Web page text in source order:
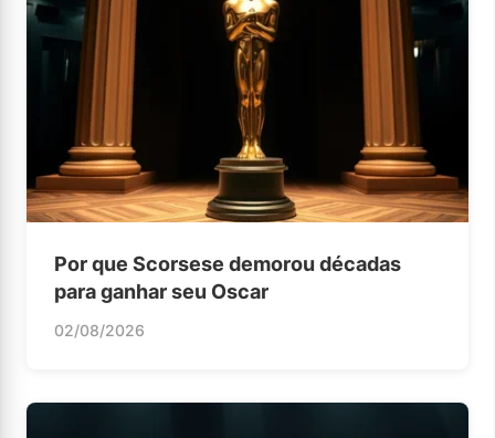
Por que Scorsese demorou décadas
para ganhar seu Oscar
02/08/2026